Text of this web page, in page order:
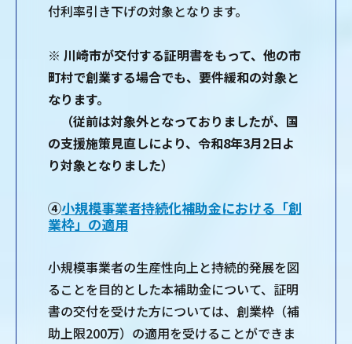
付利率引き下げの対象となります。
※ 川崎市が交付する証明書をもって、他の市
町村で創業する場合でも、要件緩和の対象と
なります。
（従前は対象外となっておりましたが、国
の支援施策見直しにより、令和8年3月2日よ
り対象となりました）
④小規模事業者持続化補助金における「創
業枠」の適用
小規模事業者の生産性向上と持続的発展を図
ることを目的とした本補助金について、証明
書の交付を受けた方については、創業枠（補
助上限200万）の適用を受けることができま